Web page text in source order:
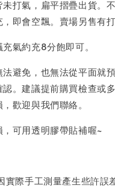
打氣，扁平摺疊出貨。
即會空飄。賣場另售有
氣約充8分飽即可。
避免，也無法從平面就
。建議提前購買檢查或
歡迎與我們聯絡。
可用透明膠帶貼補喔~
際手工測量產生些許誤